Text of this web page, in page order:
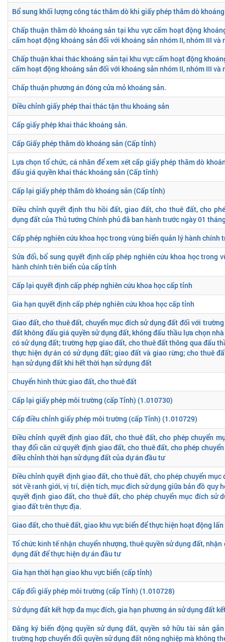
Bổ sung khối lượng công tác thăm dò khi giấy phép thăm dò
Chấp thuận thăm dò khoáng sản tại khu vực cấm hoạt động
cấm hoạt động khoáng sản đối với khoáng sản nhóm II, nhóm III và
Chấp thuận khai thác khoáng sản tại khu vực cấm hoạt động
cấm hoạt động khoáng sản đối với khoáng sản nhóm II, nhóm III và
Chấp thuận phương án đóng cửa mỏ khoáng sản.
Điều chỉnh giấy phép thai thác tận thu khoáng sản
Cấp giấy phép khai thác khoáng sản.
Cấp Giấy phép thăm dò khoáng sản (Cấp tỉnh)
Lựa chọn tổ chức, cá nhân để xem xét cấp giấy phép thăm dò
đấu giá quyền khai thác khoáng sản (Cấp tỉnh)
Cấp lại giấy phép thăm dò khoáng sản (Cấp tỉnh)
Điều chỉnh quyết định thu hồi đất, giao đất, cho thuê đất, cho
dụng đất của Thủ tướng Chính phủ đã ban hành trước ngày 01
Cấp phép nghiên cứu khoa học trong vùng biển quản lý hành chính
Sửa đổi, bổ sung quyết định cấp phép nghiên cứu khoa học trong
hành chính trên biển của cấp tỉnh
Cấp lại quyết định cấp phép nghiên cứu khoa học cấp tỉnh
Gia hạn quyết định cấp phép nghiên cứu khoa học cấp tỉnh
Giao đất, cho thuê đất, chuyển mục đích sử dụng đất đối với
đất không đấu giá quyền sử dụng đất, không đấu thầu lựa chọn
có sử dụng đất; trường hợp giao đất, cho thuê đất thông qua đấu
thực hiện dự án có sử dụng đất; giao đất và giao rừng; cho thuê
hạn sử dụng đất khi hết thời hạn sử dụng đất
Chuyển hình thức giao đất, cho thuê đất
Cấp lại giấy phép môi trường (cấp Tỉnh) (1.010730)
Cấp điều chỉnh giấy phép môi trường (cấp Tỉnh) (1.010729)
Điều chỉnh quyết định giao đất, cho thuê đất, cho phép chuyển
thay đổi căn cứ quyết định giao đất, cho thuê đất, cho phép
điều chỉnh thời hạn sử dụng đất của dự án đầu tư
Điều chỉnh quyết định giao đất, cho thuê đất, cho phép chuyển mục
sót về ranh giới, vị trí, diện tích, mục đích sử dụng giữa bản đồ quy
quyết định giao đất, cho thuê đất, cho phép chuyển mục đích sử
giao đất trên thực địa.
Giao đất, cho thuê đất, giao khu vực biển để thực hiện hoạt động
Tổ chức kinh tế nhận chuyển nhượng, thuê quyền sử dụng đất,
dụng đất để thực hiện dự án đầu tư
Gia hạn thời hạn giao khu vực biển (cấp tỉnh)
Cấp đổi giấy phép môi trường (cấp Tỉnh) (1.010728)
Sử dụng đất kết hợp đa mục đích, gia hạn phương án sử dụng đất
Đăng ký biến động quyền sử dụng đất, quyền sở hữu tài sản
trường hợp chuyển đổi quyền sử dụng đất nông nghiệp mà không